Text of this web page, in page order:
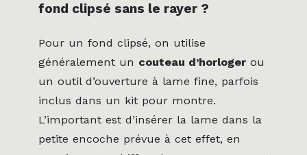
fond clipsé sans le rayer ?
Pour un fond clipsé, on utilise
généralement un couteau d’horloger ou
un outil d’ouverture à lame fine, parfois
inclus dans un kit pour montre.
L’important est d’insérer la lame dans la
petite encoche prévue à cet effet, en